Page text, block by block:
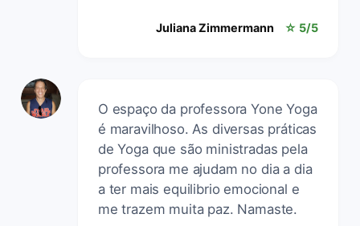
Juliana Zimmermann ☆ 5/5
O espaço da professora Yone Yoga
é maravilhoso. As diversas práticas
de Yoga que são ministradas pela
professora me ajudam no dia a dia
a ter mais equilibrio emocional e
me trazem muita paz. Namaste.